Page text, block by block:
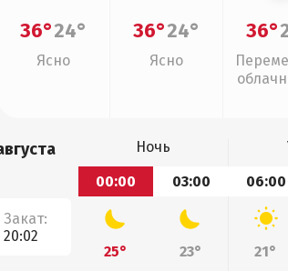
36°24°
Ясно
36°24°
Ясно
36°
Закат:
20:02
Ночь
00:00
03:00 06:00
25° 23° 21°